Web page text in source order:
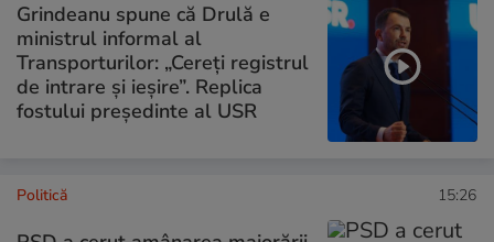
Grindeanu spune că Drulă e
ministrul informal al
Transporturilor: „Cereți registrul
de intrare și ieșire”. Replica
fostului președinte al USR
Politică 15:26